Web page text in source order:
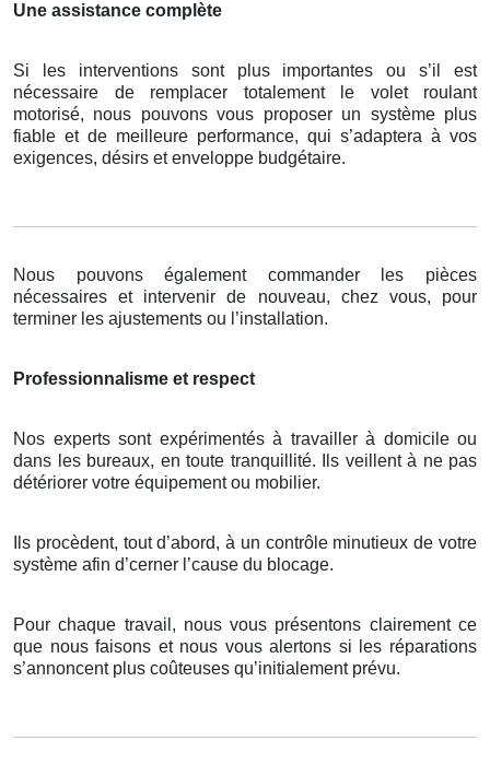
Une assistance complète
Si les interventions sont plus importantes ou s’il est
nécessaire de remplacer totalement le volet roulant
motorisé, nous pouvons vous proposer un système plus
fiable et de meilleure performance, qui s’adaptera à vos
exigences, désirs et enveloppe budgétaire.
Nous pouvons également commander les pièces
nécessaires et intervenir de nouveau, chez vous, pour
terminer les ajustements ou l’installation.
Professionnalisme et respect
Nos experts sont expérimentés à travailler à domicile ou
dans les bureaux, en toute tranquillité. Ils veillent à ne pas
détériorer votre équipement ou mobilier.
Ils procèdent, tout d’abord, à un contrôle minutieux de votre
système afin d’cerner l’cause du blocage.
Pour chaque travail, nous vous présentons clairement ce
que nous faisons et nous vous alertons si les réparations
s’annoncent plus coûteuses qu’initialement prévu.